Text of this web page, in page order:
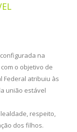
na
o objetivo de
Federal atribuiu às
união estável
respeito,
dos filhos.